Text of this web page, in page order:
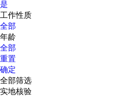
是
工作性质
全部
年龄
全部
重置
确定
全部筛选
实地核验